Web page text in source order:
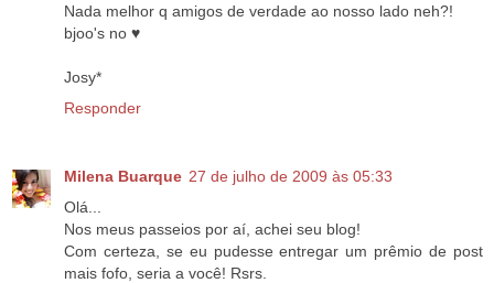
Nada melhor q amigos de verdade ao nosso lado neh?!
bjoo's no ♥
Josy*
Responder
Milena Buarque 27 de julho de 2009 às 05:33
Olá...
Nos meus passeios por aí, achei seu blog!
Com certeza, se eu pudesse entregar um prêmio de post
mais fofo, seria a você! Rsrs.